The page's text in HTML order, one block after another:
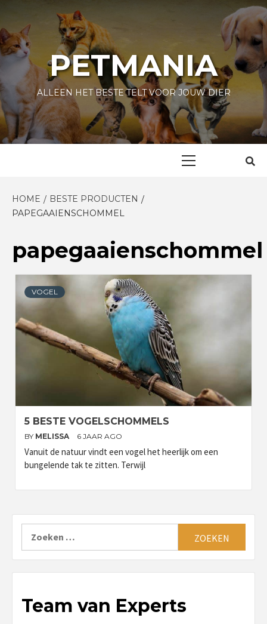
content
PETMANIA
ALLEEN HET BESTE TELT VOOR JOUW DIER
HOME
BESTE PRODUCTEN
PAPEGAAIENSCHOMMEL
papegaaienschommel
VOGEL
5 BESTE VOGELSCHOMMELS
BY MELISSA 6 JAAR AGO
Vanuit de natuur vindt een vogel het heerlijk om een
bungelende tak te zitten. Terwijl
Team van Experts